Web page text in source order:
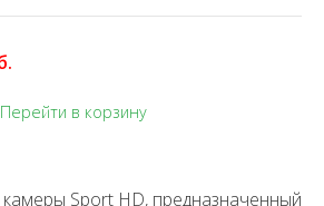
в корзину
Sport HD, предназначенный